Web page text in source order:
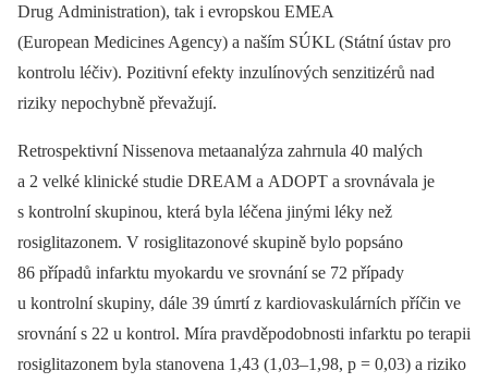
Drug Administration), tak i evropskou EMEA
(European Medicines Agency) a naším SÚKL (Státní ústav pro
kontrolu léčiv). Pozitivní efekty inzulínových senzitizérů nad
riziky nepochybně převažují.
Retrospektivní Nissenova metaanalýza zahrnula 40 malých
a 2 velké klinické studie DREAM a ADOPT a srovnávala je
s kontrolní skupinou, která byla léčena jinými léky než
rosiglitazonem. V rosiglitazonové skupině bylo popsáno
86 případů infarktu myokardu ve srovnání se 72 případy
u kontrolní skupiny, dále 39 úmrtí z kardiovaskulárních příčin ve
srovnání s 22 u kontrol. Míra pravděpodobnosti infarktu po terapii
rosiglitazonem byla stanovena 1,43 (1,03–1,98, p = 0,03) a riziko